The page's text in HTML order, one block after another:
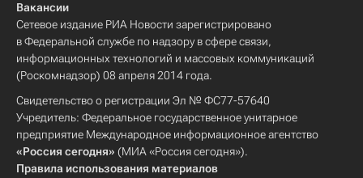
Вакансии
Сетевое издание РИА Новости зарегистрировано
в Федеральной службе по надзору в сфере связи,
информационных технологий и массовых коммуникаций
(Роскомнадзор) 08 апреля 2014 года.
Свидетельство о регистрации Эл № ФС77-57640
Учредитель: Федеральное государственное унитарное
предприятие Международное информационное агентство
«Россия сегодня» (МИА «Россия сегодня»).
Правила использования материалов